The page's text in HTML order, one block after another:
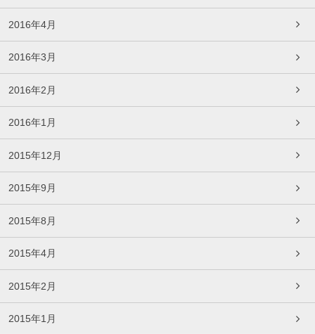
2016年4月
2016年3月
2016年2月
2016年1月
2015年12月
2015年9月
2015年8月
2015年4月
2015年2月
2015年1月